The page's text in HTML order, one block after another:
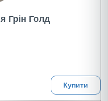
Грін Голд
Купити